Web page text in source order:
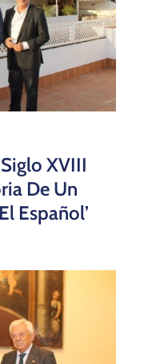
XVIII
De Un
Español’